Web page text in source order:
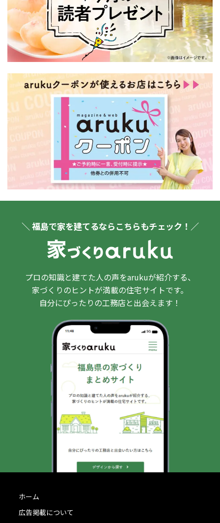
＼ 福島で家を建てるならこちらもチェック！／
プロの知識と建てた人の声をarukuが紹介する、
家づくりのヒントが満載の住宅サイトです。
自分にぴったりの工務店と出会えます！
ホーム
広告掲載について